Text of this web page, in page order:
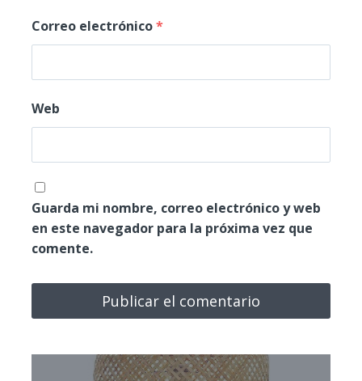
Correo electrónico*
Web
Guarda mi nombre, correo electrónico y web
en este navegador para la próxima vez que
comente.